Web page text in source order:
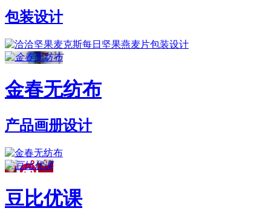
包装设计
金春无纺布
产品画册设计
豆比优课